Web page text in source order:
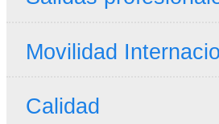
Movilidad
Calidad